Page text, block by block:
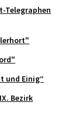
Telegraphen
und Einig“
Bezirk